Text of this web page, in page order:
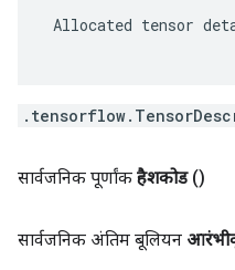
Allocated tensor
सार्वजनिक पूर्णांक हैशकोड ()
सार्वजनिक अंतिम बूलियन